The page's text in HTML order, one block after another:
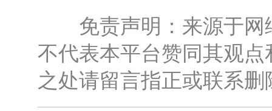
免责声明：来源于网
不代表本平台赞同其观
之处请留言指正或联系删